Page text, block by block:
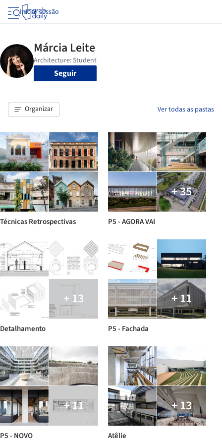
Iniciar sessão
Seguir
Organizar Ver todas as pastas
Técnicas Retrospectivas
+ 35
P5 - AGORA VAI
+ 13
Detalhamento
+ 11
P5 - Fachada
+ 11
P5 - NOVO
+ 13
Atêlie